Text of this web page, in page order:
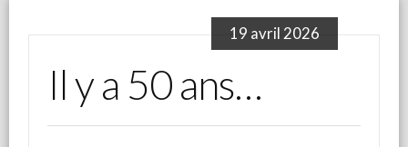
19 avril 2026
Il y a 50 ans…